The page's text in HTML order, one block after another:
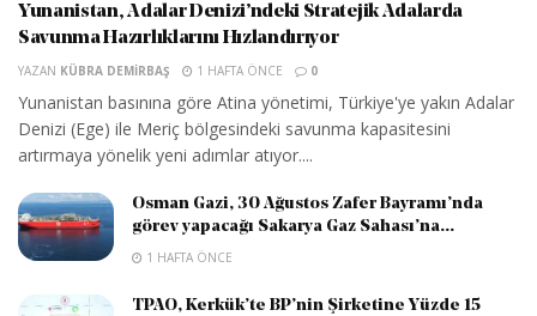
Yunanistan, Adalar Denizi’ndeki Stratejik Adalarda
Savunma Hazırlıklarını Hızlandırıyor
YAZAN KÜBRA DEMIRBAŞ 1 HAFTA ÖNCE 0
Yunanistan basınına göre Atina yönetimi, Türkiye'ye yakın Adalar
Denizi (Ege) ile Meriç bölgesindeki savunma kapasitesini
artırmaya yönelik yeni adımlar atıyor....
Osman Gazi, 30 Ağustos Zafer Bayramı’nda
görev yapacağı Sakarya Gaz Sahası’na...
1 HAFTA ÖNCE
TPAO, Kerkük’te BP’nin Şirketine Yüzde 15